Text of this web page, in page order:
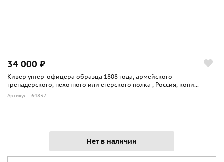
34 000 ₽
Кивер унтер-офицера образца 1808 года, армейского
гренадерского, пехотного или егерского полка , Россия, копи...
Артикул: 64832
Нет в наличии